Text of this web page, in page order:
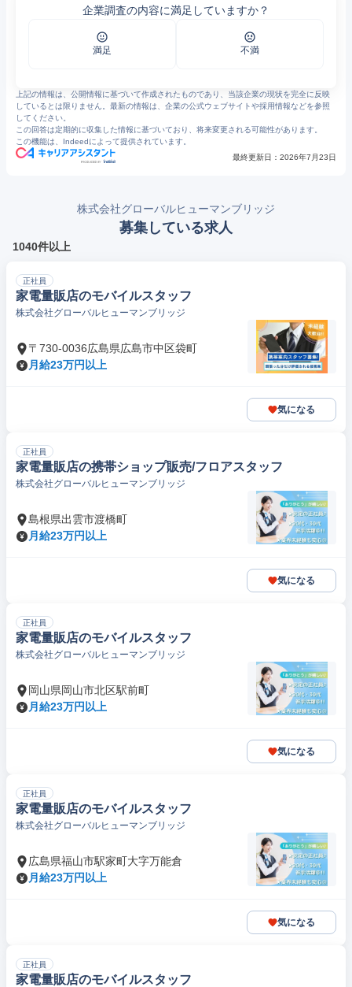
グローバルヒューマンブリッジの評判・口コミ - エン カイシャの評判
https://www.openwork.jp/company.php?m_id=a0C10000011DufZ
企業調査の内容に満足していますか？
満足 不満
上記の情報は、公開情報に基づいて作成されたものであり、当該企業の現状を完全に反映
しているとは限りません。最新の情報は、企業の公式ウェブサイトや採用情報などを参照
してください。
この回答は定期的に収集した情報に基づいており、将来変更される可能性があります。
この機能は、Indeedによって提供されています。
最終更新日： 2026年7月23日
株式会社グローバルヒューマンブリッジ
募集している求人
1040件以上
正社員
家電量販店のモバイルスタッフ
株式会社グローバルヒューマンブリッジ
〒730-0036広島県広島市中区袋町
月給23万円以上
気になる
正社員
家電量販店の携帯ショップ販売/フロアスタッフ
株式会社グローバルヒューマンブリッジ
島根県出雲市渡橋町
月給23万円以上
気になる
正社員
家電量販店のモバイルスタッフ
株式会社グローバルヒューマンブリッジ
岡山県岡山市北区駅前町
月給23万円以上
気になる
正社員
家電量販店のモバイルスタッフ
株式会社グローバルヒューマンブリッジ
広島県福山市駅家町大字万能倉
月給23万円以上
気になる
正社員
家電量販店のモバイルスタッフ